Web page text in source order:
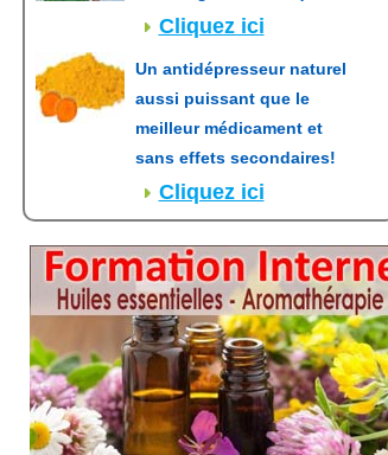
Cliquez ici
Un antidépresseur naturel
aussi puissant que le
meilleur médicament et
sans effets secondaires!
Cliquez ici